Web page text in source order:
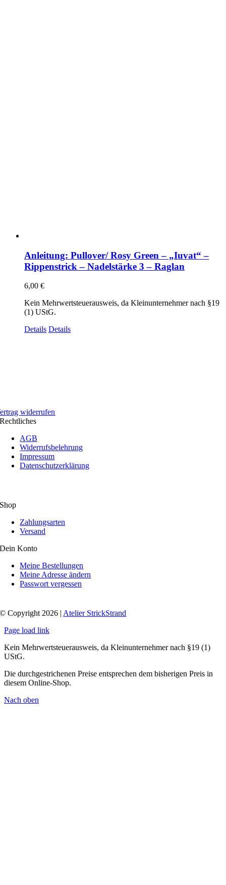
Anleitung: Pullover/ Rosy Green – „Iuvat“ –
Rippenstrick – Nadelstärke 3 – Raglan
6,00 €
Kein Mehrwertsteuerausweis, da Kleinunternehmer nach §19
(1) UStG.
Details Details
widerrufen
Rechtliches
AGB
Widerrufsbelehrung
Impressum
Datenschutzerklärung
Shop
Zahlungsarten
Versand
Dein Konto
Meine Bestellungen
Meine Adresse ändern
Passwort vergessen
© Copyright 2026 |Atelier StrickStrand
Page load link
Kein Mehrwertsteuerausweis, da Kleinunternehmer nach §19 (1)
UStG.
Die durchgestrichenen Preise entsprechen dem bisherigen Preis in
diesem Online-Shop.
Nach oben